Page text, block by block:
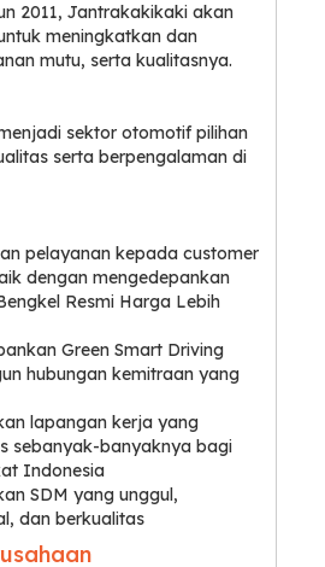
2011, Jantrakakikaki akan
meningkatkan dan
mutu, serta kualitasnya.
sektor otomotif pilihan
serta berpengalaman di
pelayanan kepada customer
dengan mengedepankan
Resmi Harga Lebih
Green Smart Driving
hubungan kemitraan yang
lapangan kerja yang
sebanyak-banyaknya bagi
Indonesia
SDM yang unggul,
dan berkualitas